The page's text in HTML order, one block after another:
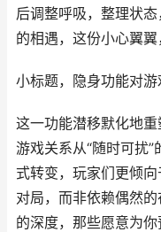
后调整呼吸，整理状
的相遇，这份小心翼翼
小标题，隐身功能对
这一功能潜移默化地
游戏关系从“随时可扰”
式转变，玩家们更倾
对局，而非依赖偶然
的深度，那些愿意为